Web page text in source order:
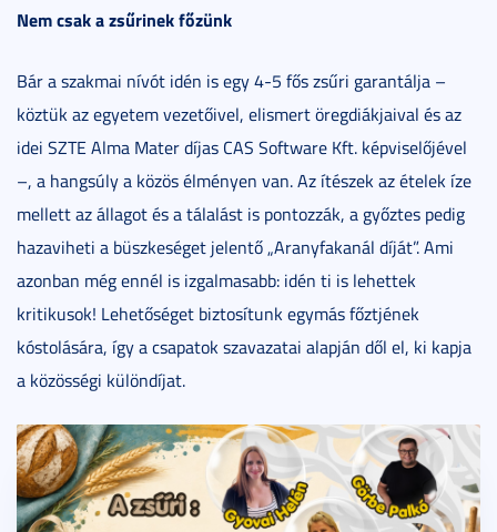
Nem csak a zsűrinek főzünk
Bár a szakmai nívót idén is egy 4-5 fős zsűri garantálja –
köztük az egyetem vezetőivel, elismert öregdiákjaival és az
idei SZTE Alma Mater díjas CAS Software Kft. képviselőjével
–, a hangsúly a közös élményen van. Az ítészek az ételek íze
mellett az állagot és a tálalást is pontozzák, a győztes pedig
hazaviheti a büszkeséget jelentő „Aranyfakanál díját”. Ami
azonban még ennél is izgalmasabb: idén ti is lehettek
kritikusok! Lehetőséget biztosítunk egymás főztjének
kóstolására, így a csapatok szavazatai alapján dől el, ki kapja
a közösségi különdíjat.